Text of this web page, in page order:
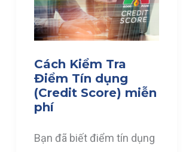
Cách Kiểm Tra
Điểm Tín dụng
(Credit Score) miễn
phí
Bạn đã biết điểm tín dụng